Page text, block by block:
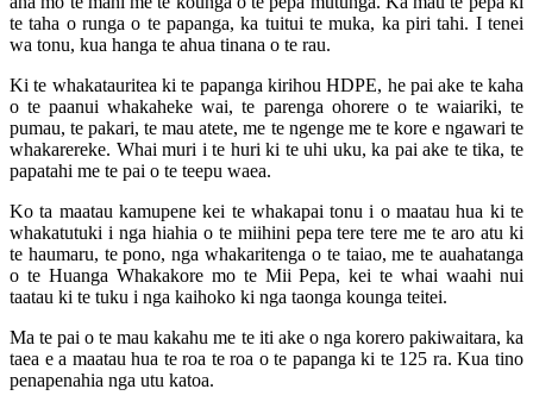
te taha o runga o te papanga, ka tuitui te muka, ka piri tahi. I tenei
wa tonu, kua hanga te ahua tinana o te rau.
Ki te whakatauritea ki te papanga kirihou HDPE, he pai ake te kaha
o te paanui whakaheke wai, te parenga ohorere o te waiariki, te
pumau, te pakari, te mau atete, me te ngenge me te kore e ngawari te
whakarereke. Whai muri i te huri ki te uhi uku, ka pai ake te tika, te
papatahi me te pai o te teepu waea.
Ko ta maatau kamupene kei te whakapai tonu i o maatau hua ki te
whakatutuki i nga hiahia o te miihini pepa tere tere me te aro atu ki
te haumaru, te pono, nga whakaritenga o te taiao, me te auahatanga
o te Huanga Whakakore mo te Mii Pepa, kei te whai waahi nui
taatau ki te tuku i nga kaihoko ki nga taonga kounga teitei.
Ma te pai o te mau kakahu me te iti ake o nga korero pakiwaitara, ka
taea e a maatau hua te roa te roa o te papanga ki te 125 ra. Kua tino
penapenahia nga utu katoa.